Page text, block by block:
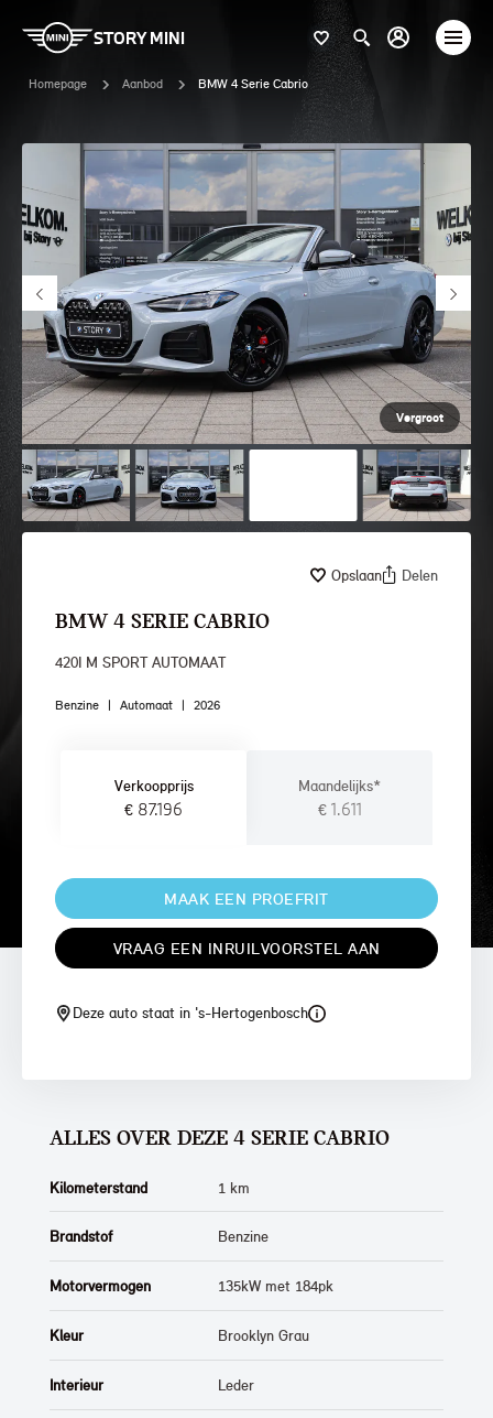
STORY MINI
Homepage Aanbod BMW 4 Serie Cabrio
Vergroot
Opslaan Delen
BMW 4 SERIE CABRIO
420I M SPORT AUTOMAAT
Benzine | Automaat | 2026
Verkoopprijs
€ 87.196
Maandelijks*
€ 1.611
MAAK EEN PROEFRIT
VRAAG EEN INRUILVOORSTEL AAN
Deze auto staat in 's-Hertogenbosch
ALLES OVER DEZE 4 SERIE CABRIO
Kilometerstand 1 km
Brandstof Benzine
Motorvermogen 135kW met 184pk
Kleur Brooklyn Grau
Interieur Leder